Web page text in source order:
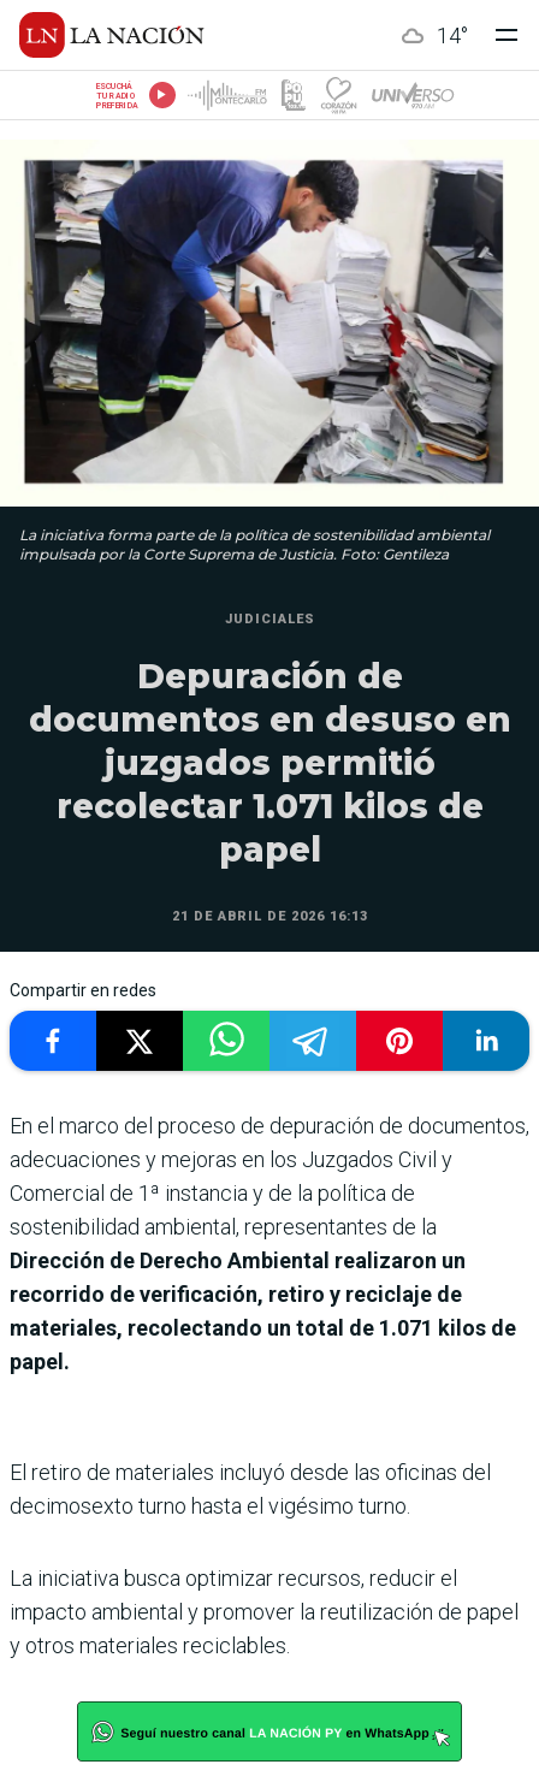
14°
ESCUCHÁ
TU RADIO
PREFERIDA
La iniciativa forma parte de la política de sostenibilidad ambiental
impulsada por la Corte Suprema de Justicia. Foto: Gentileza
JUDICIALES
Depuración de
documentos en desuso en
juzgados permitió
recolectar 1.071 kilos de
papel
21 DE ABRIL DE 2026 16:13
Compartir en redes
En el marco del proceso de depuración de documentos,
adecuaciones y mejoras en los Juzgados Civil y
Comercial de 1ª instancia y de la política de
sostenibilidad ambiental, representantes de la
Dirección de Derecho Ambiental realizaron un
recorrido de verificación, retiro y reciclaje de
materiales, recolectando un total de 1.071 kilos de
papel.
El retiro de materiales incluyó desde las oficinas del
decimosexto turno hasta el vigésimo turno.
La iniciativa busca optimizar recursos, reducir el
impacto ambiental y promover la reutilización de papel
y otros materiales reciclables.